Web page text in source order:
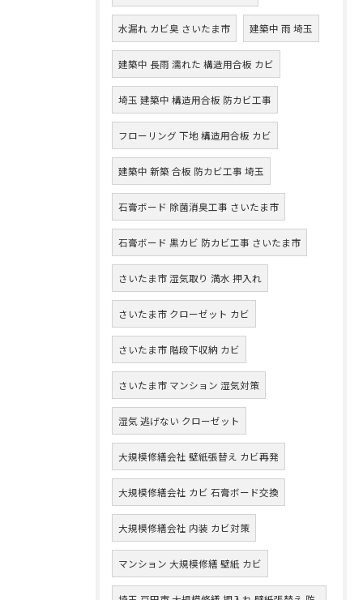
水漏れ カビ臭 さいたま市 建築中 雨 埼玉
建築中 長雨 濡れた 構造用合板 カビ
埼玉 建築中 構造用合板 防カビ工事
フローリング 下地 構造用合板 カビ
建築中 新築 合板 防カビ工事 埼玉
石膏ボード 除菌消臭工事 さいたま市
石膏ボード 黒カビ 防カビ工事 さいたま市
さいたま市 湿気取り 満水 押入れ
さいたま市 クローゼット カビ
さいたま市 階段下収納 カビ
さいたま市 マンション 湿気対策
湿気 逃げない クローゼット
大規模修繕会社 壁紙張替え カビ再発
大規模修繕会社 カビ 石膏ボード交換
大規模修繕会社 内装 カビ対策
マンション 大規模修繕 壁紙 カビ